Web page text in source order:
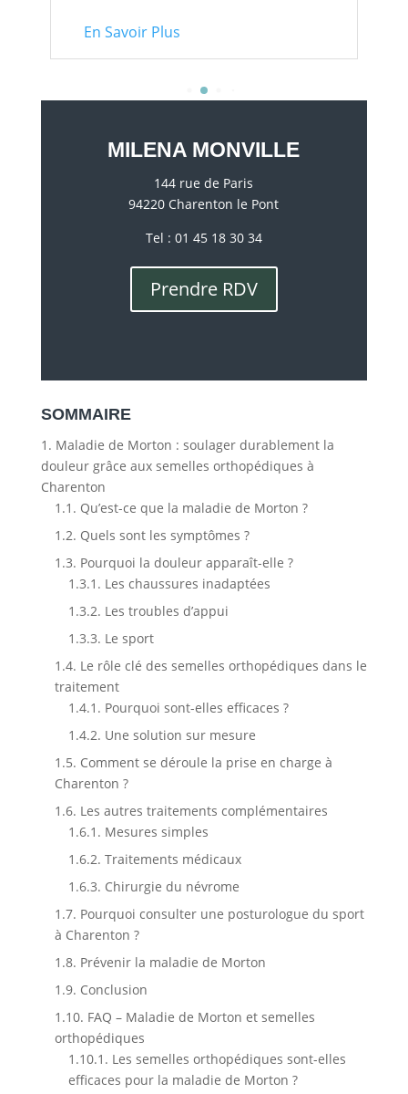
En Savoir Plus
MILENA MONVILLE
144 rue de Paris
94220 Charenton le Pont
Tel : 01 45 18 30 34
Prendre RDV
SOMMAIRE
1. Maladie de Morton : soulager durablement la
douleur grâce aux semelles orthopédiques à
Charenton
1.1. Qu’est-ce que la maladie de Morton ?
1.2. Quels sont les symptômes ?
1.3. Pourquoi la douleur apparaît-elle ?
1.3.1. Les chaussures inadaptées
1.3.2. Les troubles d’appui
1.3.3. Le sport
1.4. Le rôle clé des semelles orthopédiques dans le
traitement
1.4.1. Pourquoi sont-elles efficaces ?
1.4.2. Une solution sur mesure
1.5. Comment se déroule la prise en charge à
Charenton ?
1.6. Les autres traitements complémentaires
1.6.1. Mesures simples
1.6.2. Traitements médicaux
1.6.3. Chirurgie du névrome
1.7. Pourquoi consulter une posturologue du sport
à Charenton ?
1.8. Prévenir la maladie de Morton
1.9. Conclusion
1.10. FAQ – Maladie de Morton et semelles
orthopédiques
1.10.1. Les semelles orthopédiques sont-elles
efficaces pour la maladie de Morton ?